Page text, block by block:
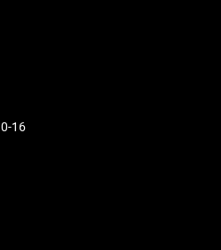
16